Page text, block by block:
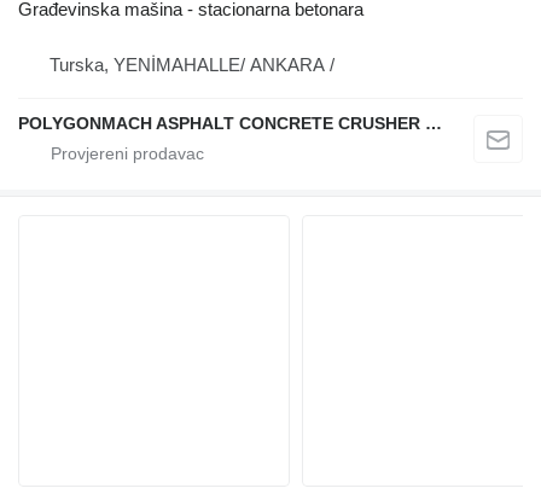
Građevinska mašina - stacionarna betonara
Turska, YENİMAHALLE/ ANKARA /
POLYGONMACH ASPHALT CONCRETE CRUSHER SYSTEMS